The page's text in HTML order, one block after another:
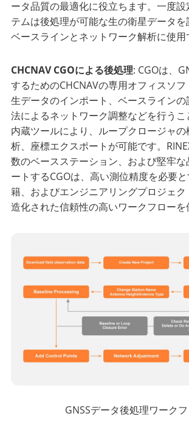
ータ品質の最適化に役立ちます。一度
テムは後処理が可能な生の衛星データ
ベースラインとネットワーク解析に使用
CHCNAV CGOによる後処理: CGOは、
するためのCHCNAVの専用オフィスソフ
生データのインポート、ベースライン
法によるネットワーク調整などを行うこ
内蔵ツールにより、ループクロージャ
析、座標エクスポートが可能です。
数のベースステーション、および堅牢
ートするCGOは、高い測位精度を必要
籍、およびエンジニアリングプロジェ
造化された信頼性の高いワークフローを
GNSSデータ後処理ワーク